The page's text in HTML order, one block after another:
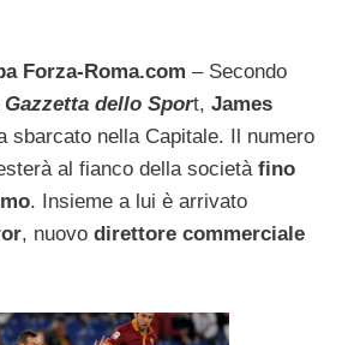
Forza-Roma.com – Secondo
Gazzetta dello Sport, James
sbarcato nella Capitale. Il numero
al fianco della societàfino
. Insieme a lui è arrivato
, nuovo direttore commerciale